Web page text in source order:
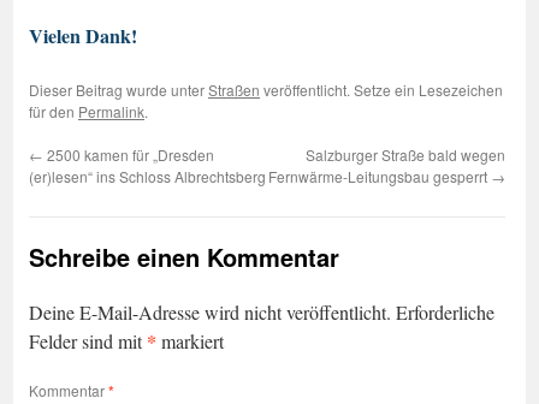
Vielen Dank!
Dieser Beitrag wurde unterStraßen veröffentlicht. Setze ein Lesezeichen
für den Permalink.
← 2500 kamen für „Dresden
(er)lesen“ ins Schloss Albrechtsberg
Salzburger Straße bald wegen
Fernwärme-Leitungsbau gesperrt →
Schreibe einen Kommentar
Deine E-Mail-Adresse wird nicht veröffentlicht. Erforderliche
Felder sind mit* markiert
Kommentar*